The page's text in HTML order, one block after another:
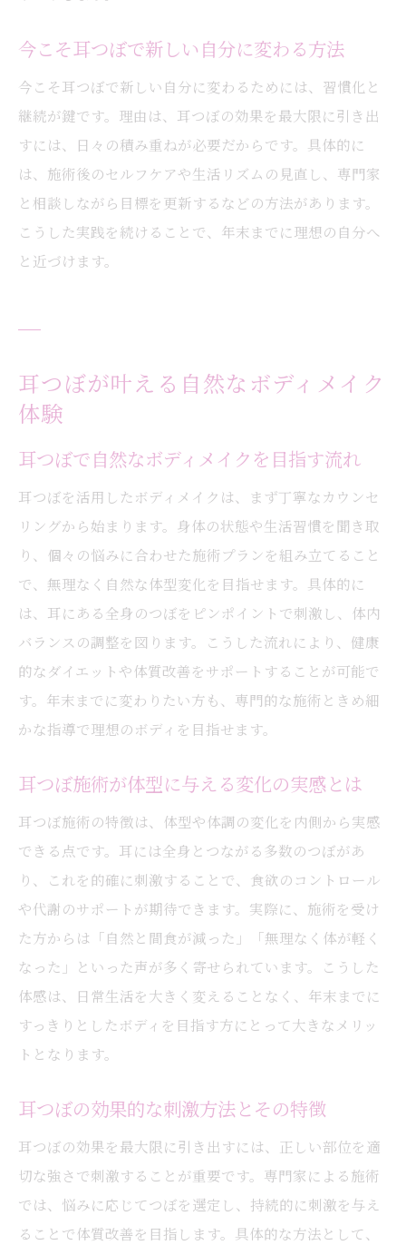
か
耳つぼ活用で短期間ボディチェンジを目指
す
耳つぼで変わる生活習慣とそのメリット
耳つぼを使った年末目標達成の具体策
耳つぼ活用で新しい自分に出会う方法
今こそ耳つぼで新しい自分に変わる方法
今こそ耳つぼで新しい自分に変わるためには、習慣化と
継続が鍵です。理由は、耳つぼの効果を最大限に引き出
すには、日々の積み重ねが必要だからです。具体的に
は、施術後のセルフケアや生活リズムの見直し、専門家
と相談しながら目標を更新するなどの方法があります。
こうした実践を続けることで、年末までに理想の自分へ
と近づけます。
耳つぼが叶える自然なボディメイク
体験
耳つぼで自然なボディメイクを目指す流れ
耳つぼを活用したボディメイクは、まず丁寧なカウンセ
リングから始まります。身体の状態や生活習慣を聞き取
り、個々の悩みに合わせた施術プランを組み立てること
で、無理なく自然な体型変化を目指せます。具体的に
は、耳にある全身のつぼをピンポイントで刺激し、体内
バランスの調整を図ります。こうした流れにより、健康
的なダイエットや体質改善をサポートすることが可能で
す。年末までに変わりたい方も、専門的な施術ときめ細
かな指導で理想のボディを目指せます。
耳つぼ施術が体型に与える変化の実感とは
耳つぼ施術の特徴は、体型や体調の変化を内側から実感
できる点です。耳には全身とつながる多数のつぼがあ
り、これを的確に刺激することで、食欲のコントロール
や代謝のサポートが期待できます。実際に、施術を受け
た方からは「自然と間食が減った」「無理なく体が軽く
なった」といった声が多く寄せられています。こうした
体感は、日常生活を大きく変えることなく、年末までに
すっきりとしたボディを目指す方にとって大きなメリッ
トとなります。
耳つぼの効果的な刺激方法とその特徴
耳つぼの効果を最大限に引き出すには、正しい部位を適
切な強さで刺激することが重要です。専門家による施術
では、悩みに応じてつぼを選定し、持続的に刺激を与え
ることで体質改善を目指します。具体的な方法として、